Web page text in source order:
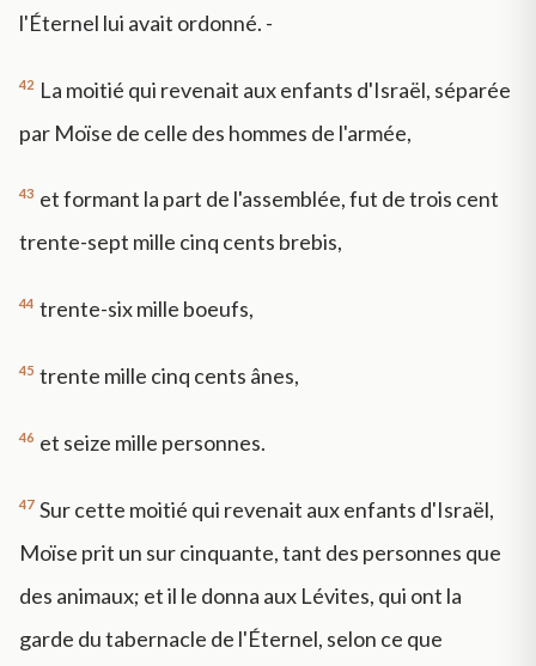
l'Éternel lui avait ordonné. -
42 La moitié qui revenait aux enfants d'Israël, séparée
par Moïse de celle des hommes de l'armée,
43 et formant la part de l'assemblée, fut de trois cent
trente-sept mille cinq cents brebis,
44 trente-six mille boeufs,
45 trente mille cinq cents ânes,
46 et seize mille personnes.
47 Sur cette moitié qui revenait aux enfants d'Israël,
Moïse prit un sur cinquante, tant des personnes que
des animaux; et il le donna aux Lévites, qui ont la
garde du tabernacle de l'Éternel, selon ce que